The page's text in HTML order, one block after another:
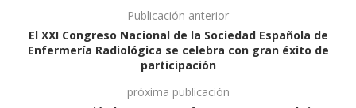
Publicación anterior
El XXI Congreso Nacional de la Sociedad Española de
Enfermería Radiológica se celebra con gran éxito de
participación
próxima publicación